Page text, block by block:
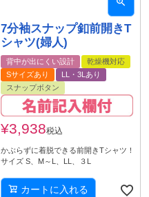
7分袖スナップ釦前開きT
シャツ(婦人)
背中が出にくい設計
乾燥機対応
Sサイズあり
LL・3Lあり
スナップボタン
¥3,938税込
かぶらずに着脱できる前開きTシャツ！
サイズ S、M～L、LL、３L
カートに入れる